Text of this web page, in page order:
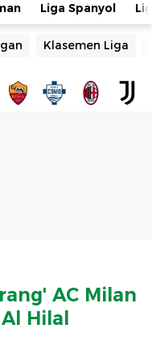
Liga Spanyol
Klasemen Liga
AC Milan
Hilal